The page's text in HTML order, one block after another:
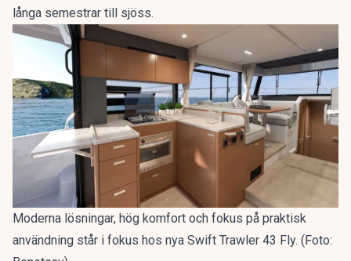
långa semestrar till sjöss.
Moderna lösningar, hög komfort och fokus på praktisk
användning står i fokus hos nya Swift Trawler 43 Fly. (Foto: